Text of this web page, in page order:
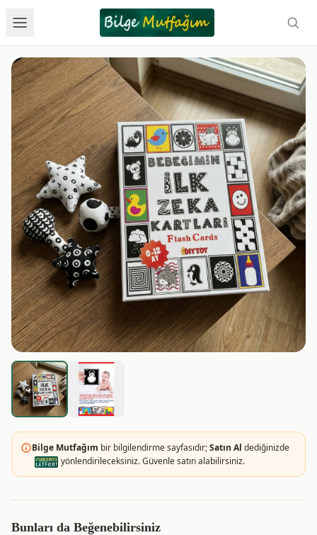
Bilge Mutfağım bir bilgilendirme sayfasıdır;Satın Al dediğinizde
yönlendirileceksiniz. Güvenle satın alabilirsiniz.
Bunları da Beğenebilirsiniz